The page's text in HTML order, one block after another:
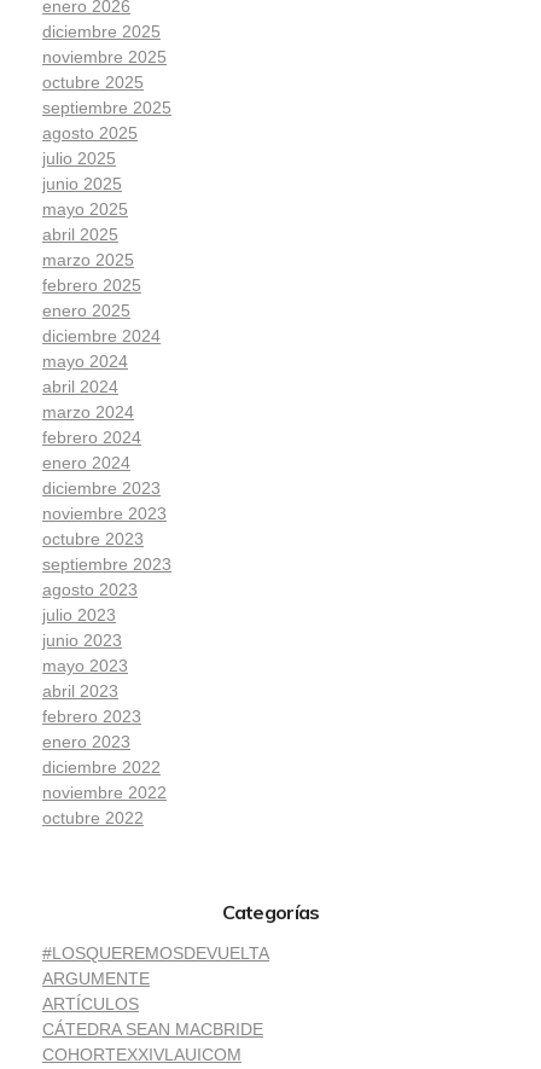
enero 2026
diciembre 2025
noviembre 2025
octubre 2025
septiembre 2025
agosto 2025
julio 2025
junio 2025
mayo 2025
abril 2025
marzo 2025
febrero 2025
enero 2025
diciembre 2024
mayo 2024
abril 2024
marzo 2024
febrero 2024
enero 2024
diciembre 2023
noviembre 2023
octubre 2023
septiembre 2023
agosto 2023
julio 2023
junio 2023
mayo 2023
abril 2023
febrero 2023
enero 2023
diciembre 2022
noviembre 2022
octubre 2022
Categorías
#LOSQUEREMOSDEVUELTA
ARGUMENTE
ARTÍCULOS
CÁTEDRA SEAN MACBRIDE
COHORTEXXIVLAUICOM